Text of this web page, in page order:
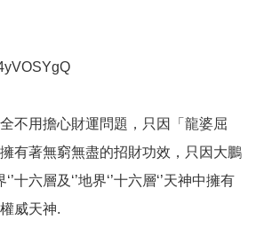
不用擔心財運問題，只因「龍婆屈
有著無窮無盡的招財功效，只因大鵬
十六層及‘’地界‘’十六層‘’天神中擁有
威天神.